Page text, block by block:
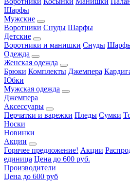
Шарфы
Мужские
Воротники Снуды Шарфы
Детские
Воротники и манишки Снуды
Одежда
Женская одежда
Брюки Комплекты Джемпера
Юбки
Мужская одежда
Джемпера
Аксессуары
Перчатки и варежки Пледы Сумки
Носки
Новинки
Акции
Горячее предложение! Акции
единица Цена до 600 руб.
Производители
Цена до 600 руб